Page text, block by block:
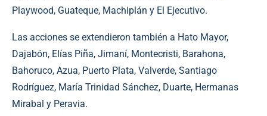
Playwood, Guateque, Machiplán y El Ejecutivo.
Las acciones se extendieron también a Hato Mayor,
Dajabón, Elías Piña, Jimaní, Montecristi, Barahona,
Bahoruco, Azua, Puerto Plata, Valverde, Santiago
Rodríguez, María Trinidad Sánchez, Duarte, Hermanas
Mirabal y Peravia.